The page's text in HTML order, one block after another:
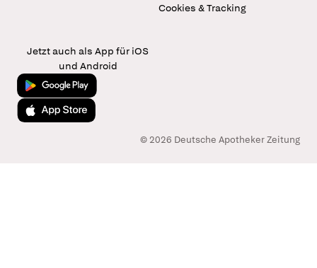
Cookies & Tracking
Jetzt auch als App für iOS
und Android
Jetzt bei Google Play
Laden im App Store
© 2026 Deutsche Apotheker Zeitung